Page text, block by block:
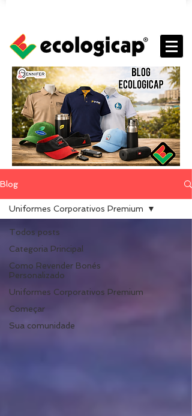
Blog
Todos posts
Categoria Principal
Como Revender Bonés
Personalizado
Uniformes Corporativos Premium
Começar
Sua comunidade
Uniformes Corporativos Premium